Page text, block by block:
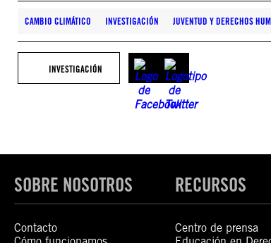
CAMBIO CLIMÁTICO INVESTIGACIÓN JUVENTUD Y DERECHOS
INVESTIGACIÓN
SOBRE NOSOTROS
Contacto
RECURSOS
Centro de prensa